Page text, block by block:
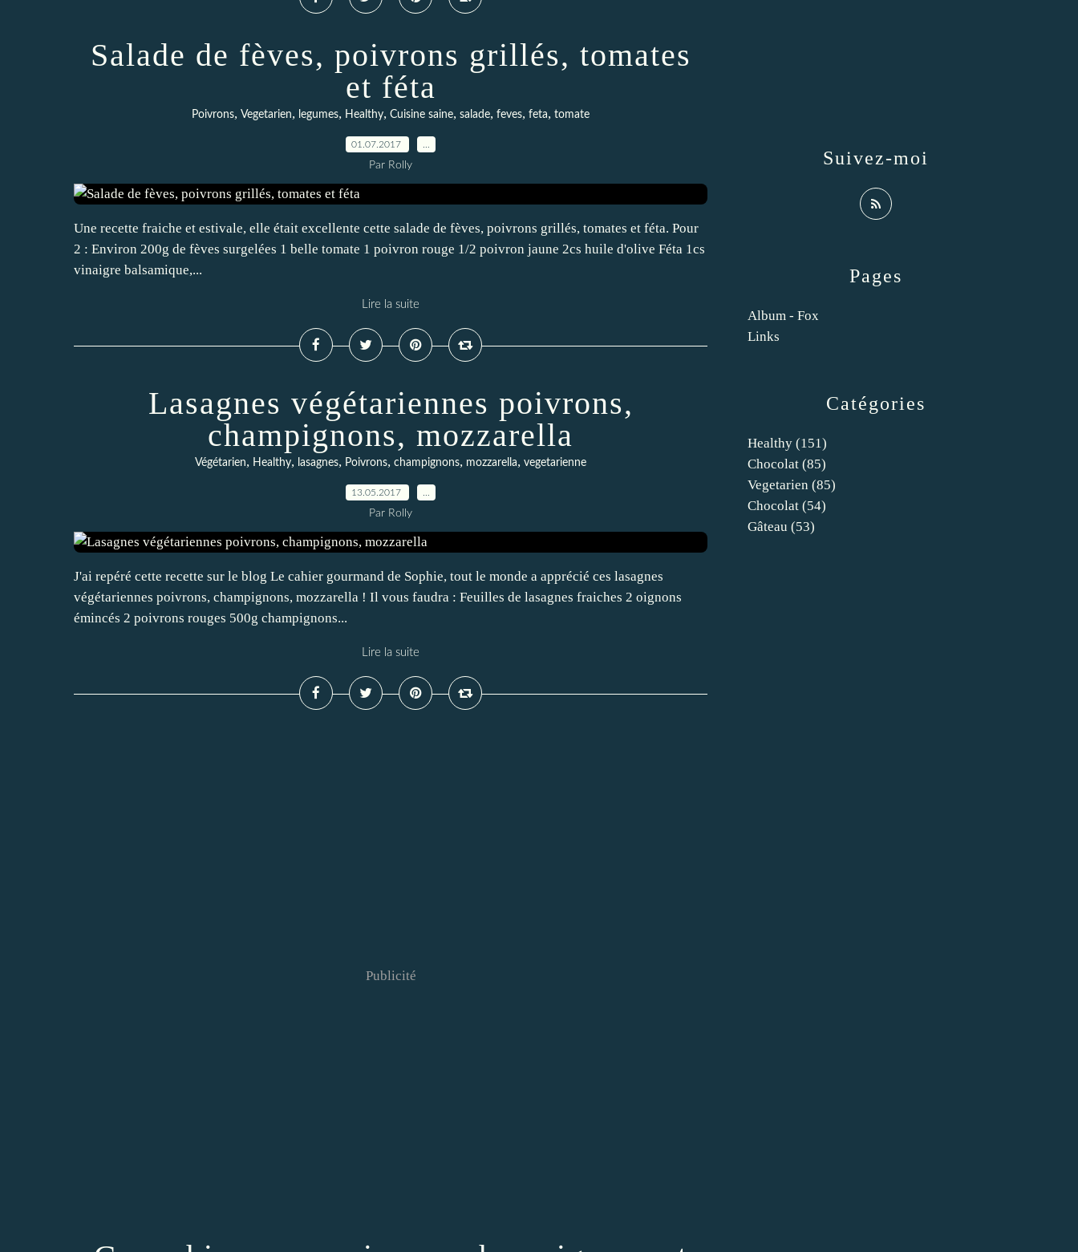
Salade de fèves, poivrons grillés, tomates
et féta
Poivrons, Vegetarien, legumes, Healthy, Cuisine saine, salade, feves, feta, tomate
01.07.2017
Par Rolly
Une recette fraiche et estivale, elle était excellente cette salade de fèves, poivrons grillés, tomates et féta. Pour
2 : Environ 200g de fèves surgelées 1 belle tomate 1 poivron rouge 1/2 poivron jaune 2cs huile d'olive Féta 1cs
vinaigre balsamique,...
Lire la suite
Lasagnes végétariennes poivrons,
champignons, mozzarella
Végétarien, Healthy, lasagnes, Poivrons, champignons, mozzarella, vegetarienne
13.05.2017
Par Rolly
J'ai repéré cette recette sur le blog Le cahier gourmand de Sophie, tout le monde a apprécié ces lasagnes
végétariennes poivrons, champignons, mozzarella ! Il vous faudra : Feuilles de lasagnes fraiches 2 oignons
émincés 2 poivrons rouges 500g champignons...
Lire la suite
Publicité
Catégories
Healthy (151)
Chocolat (85)
Vegetarien (85)
Chocolat (54)
Gâteau (53)
Pages
Album - Fox
Links
Suivez-moi